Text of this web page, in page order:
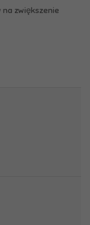
zwiększenie